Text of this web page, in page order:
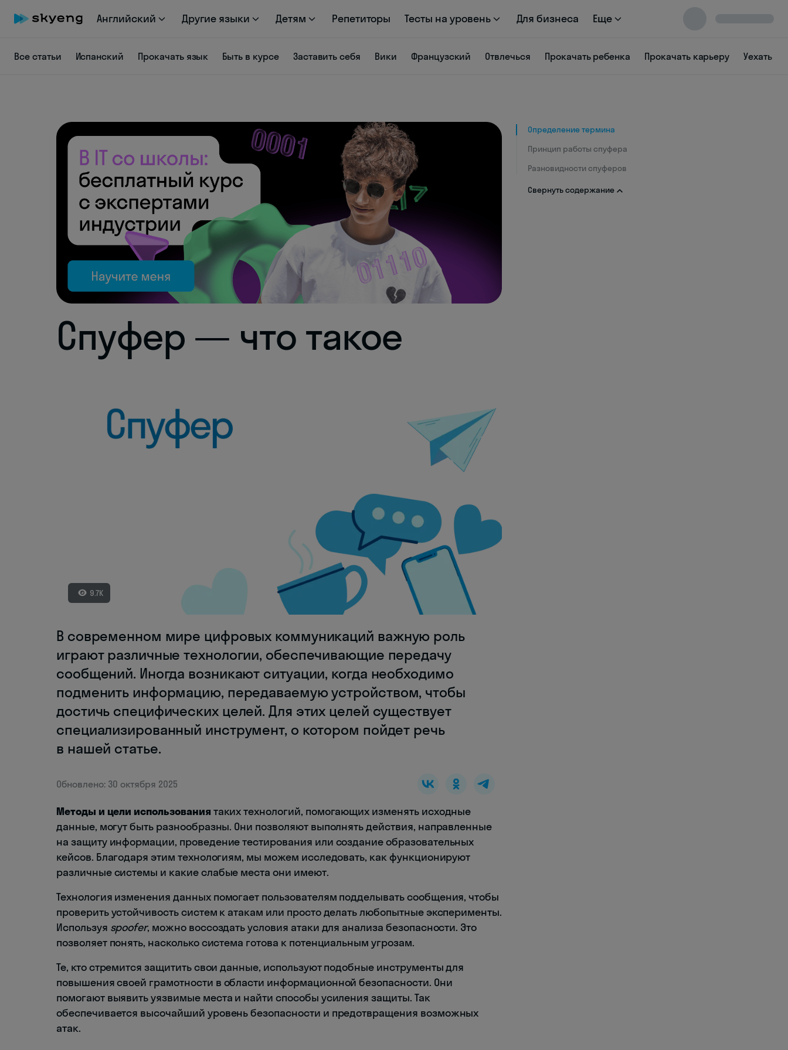
Английский Другие языки Детям Репетиторы Тесты на уровень Для бизнеса Еще
Все статьи Испанский Прокачать язык Быть в курсе Заставить себя Вики Французский Отвлечься Прокачать ребенка Прокачать карьеру Уехать
Спуфер — что такое
9.7K
В современном мире цифровых коммуникаций важную роль
играют различные технологии, обеспечивающие передачу
сообщений. Иногда возникают ситуации, когда необходимо
подменить информацию, передаваемую устройством, чтобы
достичь специфических целей. Для этих целей существует
специализированный инструмент, о котором пойдет речь
в нашей статье.
Обновлено: 30 октября 2025
Методы и цели использования таких технологий, помогающих изменять исходные
данные, могут быть разнообразны. Они позволяют выполнять действия, направленные
на защиту информации, проведение тестирования или создание образовательных
кейсов. Благодаря этим технологиям, мы можем исследовать, как функционируют
различные системы и какие слабые места они имеют.
Технология изменения данных помогает пользователям подделывать сообщения, чтобы
проверить устойчивость систем к атакам или просто делать любопытные эксперименты.
Используя spoofer, можно воссоздать условия атаки для анализа безопасности. Это
позволяет понять, насколько система готова к потенциальным угрозам.
Те, кто стремится защитить свои данные, используют подобные инструменты для
повышения своей грамотности в области информационной безопасности. Они
помогают выявить уязвимые места и найти способы усиления защиты. Так
обеспечивается высочайший уровень безопасности и предотвращения возможных
атак.
Определение термина
Принцип работы спуфера
Разновидности спуферов
Свернуть содержание